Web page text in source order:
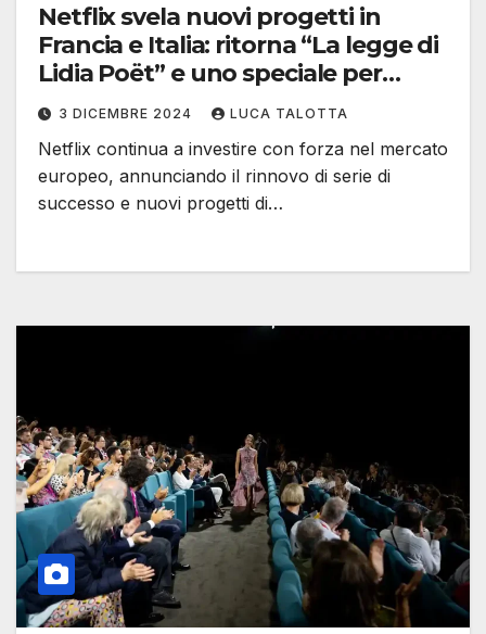
Netflix svela nuovi progetti in
Francia e Italia: ritorna “La legge di
Lidia Poët” e uno speciale per
“Nouvelle Ecole”
3 DICEMBRE 2024 LUCA TALOTTA
Netflix continua a investire con forza nel mercato
europeo, annunciando il rinnovo di serie di
successo e nuovi progetti di…